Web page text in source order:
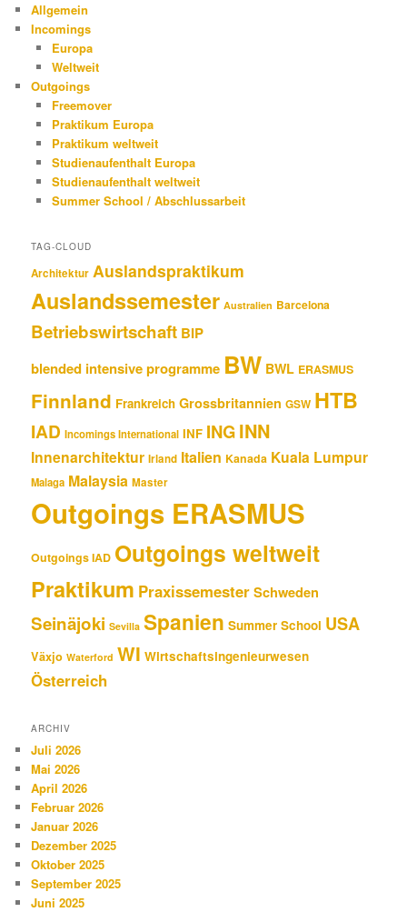
Allgemein
Incomings
Europa
Weltweit
Outgoings
Freemover
Praktikum Europa
Praktikum weltweit
Studienaufenthalt Europa
Studienaufenthalt weltweit
Summer School / Abschlussarbeit
TAG-CLOUD
Architektur Auslandspraktikum
Auslandssemester Australien Barcelona
Betriebswirtschaft BIP
blended intensive programme BW BWL ERASMUS
Finnland Frankreich Grossbritannien GSW HTB
IAD Incomings International INF INGINN
Innenarchitektur Irland Italien Kanada Kuala Lumpur
Malaga Malaysia Master
Outgoings ERASMUS
Outgoings IAD Outgoings weltweit
Praktikum PraxissemesterSchweden
Seinäjoki Sevilla Spanien Summer School USA
Växjo Waterford WI Wirtschaftsingenieurwesen
Österreich
ARCHIV
Juli 2026
Mai 2026
April 2026
Februar 2026
Januar 2026
Dezember 2025
Oktober 2025
September 2025
Juni 2025